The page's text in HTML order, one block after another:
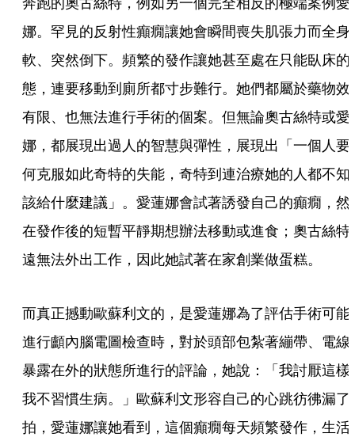
娜。罕見的反射性癲癇讓她會瞬間喪失肌張力而全身
軟、突然倒下。頻繁的發作讓她甚至處在只能臥床的
態，連要移動到廁所都寸步難行。她們都屬於藥物效
有限、也無法進行手術的個案。但無論奧古絲特或愛
娜，都展現出過人的智慧與彈性，展現出「一個人要
何克服如此奇特的失能，奇特到連治療她的人都不知
該給什麼建議」。愛蓮娜會試著誘發自己的癲癇，然
在發作後的短暫平靜期想辦法移動或進食；奧古絲特
遠無法外出工作，因此她試著在家創業做蛋糕。
而真正撼動歐蘇利文的，是愛蓮娜為了評估手術可能
進行顱內腦電圖檢查時，對於頭部包紮著繃帶、電線
暴露在外的狀態所進行的評論，她說：「我討厭這樣
我不習慣生病。」歐蘇利文形容自己的心跳彷彿漏了
拍，愛蓮娜讓她看到，這個癲癇每天頻繁發作，生活